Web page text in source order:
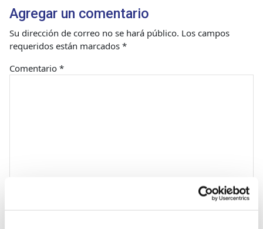
Agregar un comentario
Su dirección de correo no se hará público. Los campos
requeridos están marcados *
Comentario *